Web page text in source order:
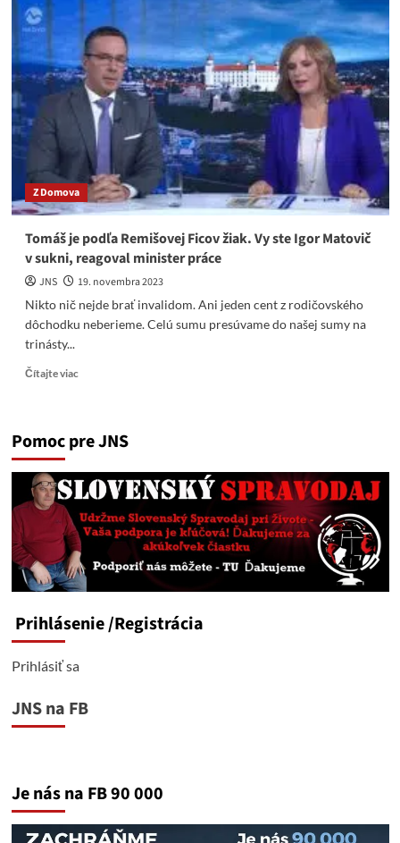
„Vy,
pani
Remišová,
keď
hovoríte
o Bohu,
vy
len
tíško
šúchajte
nohami
a proste
Boha
o
odpustenie,“
Z Domova
Tomáš je podľa Remišovej Ficov žiak. Vy ste Igor Matovič
v sukni, reagoval minister práce
JNS
19. novembra 2023
Nikto nič nejde brať invalidom. Ani jeden cent z rodičovského
dôchodku neberieme. Celú sumu presúvame do našej sumy na
trinásty...
Čítajte viacRead
je
Remišovej
Ficov
Vy
ste
Igor
Matovič
v
reagoval
Pomoc pre JNS
Prihlásenie/Registrácia
Prihlásiť sa
JNS na FB
Je nás na FB 90 000